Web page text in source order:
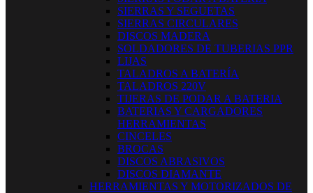
SIERRAS Y SEGUETAS
SIERRAS CIRCULARES
DISCOS MADERA
SOLDADORES DE TUBERIAS PPR
LIJAS
TALADROS A BATERÍA
TALADROS 220V
TIJERAS DE PODAR A BATERIA
BATERIAS Y CARGADORES
HERRAMIENTAS
CINCELES
BROCAS
DISCOS ABRASIVOS
DISCOS DIAMANTE
HERRAMIENTAS Y MOTORIZADOS DE